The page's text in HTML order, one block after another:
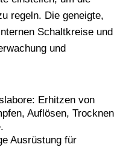
regeln. Die geneigte,
Schaltkreise und
und
Erhitzen von
Auflösen, Trocknen
Ausrüstung für